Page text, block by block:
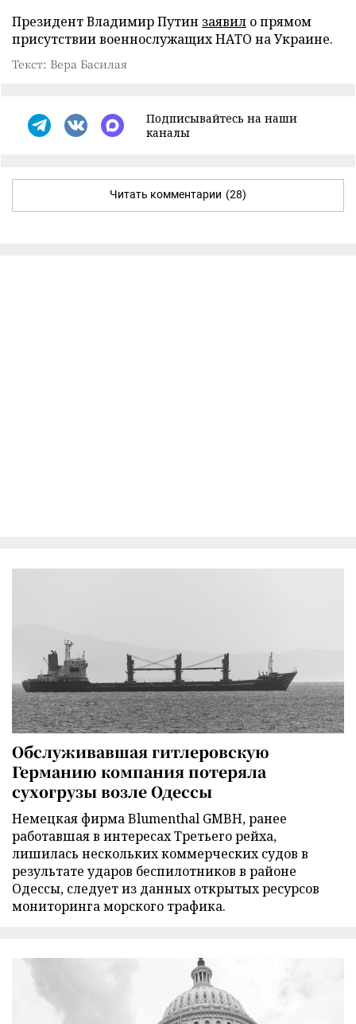
Президент Владимир Путин заявил о прямом
присутствии военнослужащих НАТО на Украине.
Текст: Вера Басилая
Подписывайтесь на наши
каналы
Читать комментарии (28)
Обслуживавшая гитлеровскую
Германию компания потеряла
сухогрузы возле Одессы
Немецкая фирма Blumenthal GMBH, ранее
работавшая в интересах Третьего рейха,
лишилась нескольких коммерческих судов в
результате ударов беспилотников в районе
Одессы, следует из данных открытых ресурсов
мониторинга морского трафика.